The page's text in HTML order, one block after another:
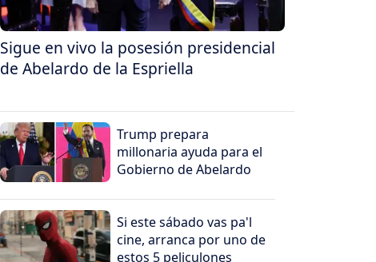
Sigue en vivo la posesión presidencial
de Abelardo de la Espriella
Trump prepara
millonaria ayuda para el
Gobierno de Abelardo
Si este sábado vas pa'l
cine, arranca por uno de
estos 5 peliculones